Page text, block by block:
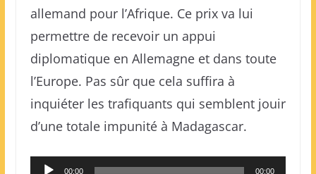
allemand pour l’Afrique. Ce prix va lui
permettre de recevoir un appui
diplomatique en Allemagne et dans toute
l’Europe. Pas sûr que cela suffira à
inquiéter les trafiquants qui semblent jouir
d’une totale impunité à Madagascar.
Lecteur00:00 00:00